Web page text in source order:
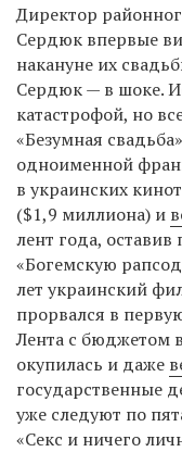
Директор
Сердюк впервые
накануне их
Сердюк — в шоке.
катастрофой, но
«Безумная
одноименной
в украинских
($1,9 миллиона) и
лент года,
«Богемскую
лет украинский
прорвался в
Лента с бюджетом
окупилась и даже
государственные
уже следуют по
«Секс и ничего